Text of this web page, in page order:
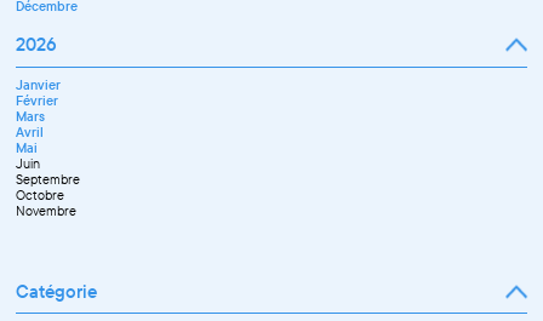
Décembre
2026
Janvier
Février
Mars
Avril
Mai
Juin
Septembre
Octobre
Novembre
Catégorie